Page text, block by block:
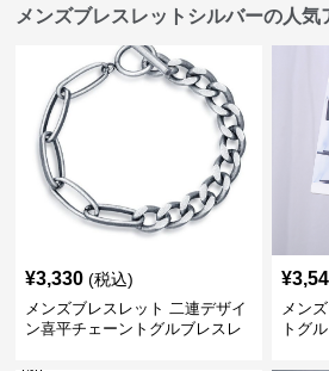
メンズブレスレットシルバーの人気
¥3,330 (税込)
メンズブレスレット 二連デザイ
ン喜平チェーントグルブレスレ
¥
メン
トグ